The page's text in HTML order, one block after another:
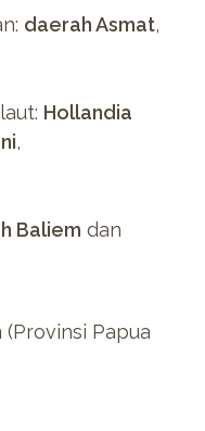
daerah Asmat,
Hollandia
,
Baliem dan
(Provinsi Papua